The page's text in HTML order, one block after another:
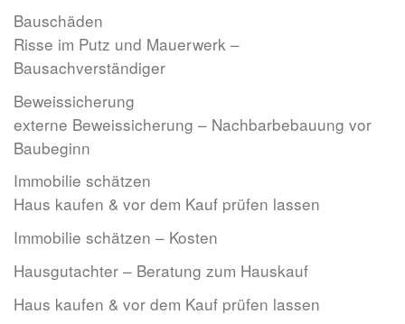
Bauschäden
Risse im Putz und Mauerwerk –
Bausachverständiger
Beweissicherung
externe Beweissicherung – Nachbarbebauung vor
Baubeginn
Immobilie schätzen
Haus kaufen & vor dem Kauf prüfen lassen
Immobilie schätzen – Kosten
Hausgutachter – Beratung zum Hauskauf
Haus kaufen & vor dem Kauf prüfen lassen